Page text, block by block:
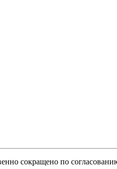
сокращено по